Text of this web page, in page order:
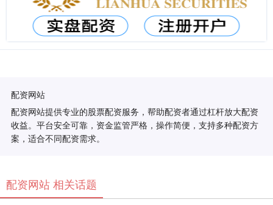
配资网站
配资网站提供专业的股票配资服务，帮助配资者通过杠杆放大配资
收益。平台安全可靠，资金监管严格，操作简便，支持多种配资方
案，适合不同配资需求。
配资网站 相关话题